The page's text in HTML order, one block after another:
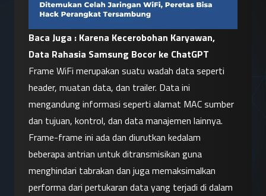
Baca Juga : Karena Kecerobohan Karyawan,
Data Rahasia Samsung Bocor ke ChatGPT
Frame WiFi merupakan suatu wadah data seperti
header, muatan data, dan trailer. Data ini
mengandung informasi seperti alamat MAC sumber
dan tujuan, kontrol, dan data manajemen lainnya.
Frame-frame ini ada dan diurutkan kedalam
beberapa antrian untuk ditransmisikan guna
menghindari tabrakan dan juga memaksimalkan
performa dari pertukaran data yang terjadi di dalam